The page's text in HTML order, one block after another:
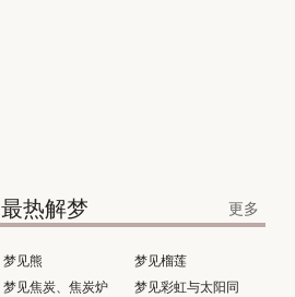
最热解梦 更多
梦见熊
梦见榴莲
梦见焦炭、焦炭炉
梦见彩虹与太阳同